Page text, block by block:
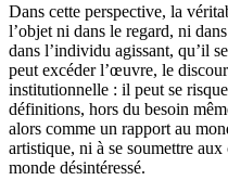
Dans cette perspective, la
l’objet ni dans le regard, ni
dans l’individu agissant, qu’il
peut excéder l’œuvre, le
institutionnelle : il peut se
définitions, hors du besoin
alors comme un rapport au
artistique, ni à se soumettre
monde désintéressé.